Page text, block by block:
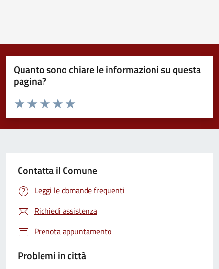
Quanto sono chiare le informazioni su questa
pagina?
Valuta da 1 a 5 stelle la pagina
Valuta 5 stelle su 5
Valuta 4 stelle su 5
Valuta 3 stelle su 5
Valuta 2 stelle su 5
Valuta 1 stelle su 5
Contatta il Comune
Leggi le domande frequenti
Richiedi assistenza
Prenota appuntamento
Problemi in città